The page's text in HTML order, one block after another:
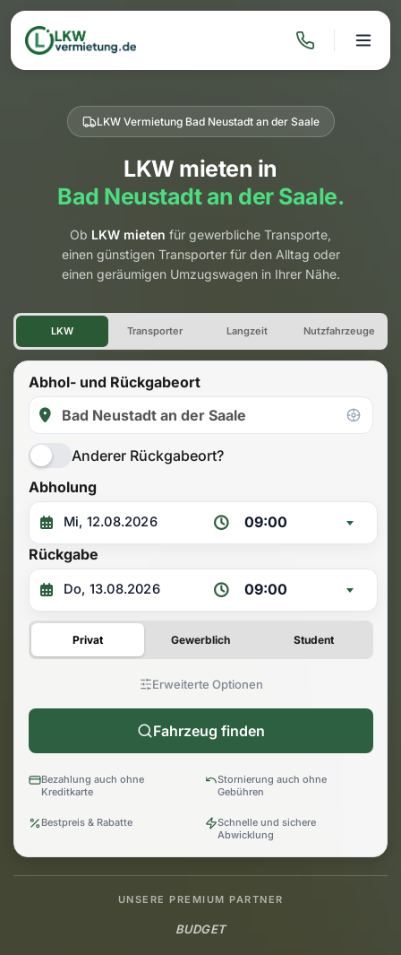
LKW Vermietung Bad Neustadt an der Saale
LKW mieten in
Bad Neustadt an der Saale.
Ob LKW mieten für gewerbliche Transporte,
einen günstigen Transporter für den Alltag oder
einen geräumigen Umzugswagen in Ihrer Nähe.
LKW Vermietung Bad
LKW Transporter Langzeit Nutzfahrzeuge
Abhol- und Rückgabeort
Anderer Rückgabeort?
Abholung
09:00
Rückgabe
09:00
Privat Gewerblich Student
Erweiterte Optionen
Fahrzeug finden
Bezahlung auch ohne
Kreditkarte
Stornierung auch ohne
Gebühren
Bestpreis & Rabatte
Schnelle und sichere
Abwicklung
UNSERE PREMIUM PARTNER
BUDGET